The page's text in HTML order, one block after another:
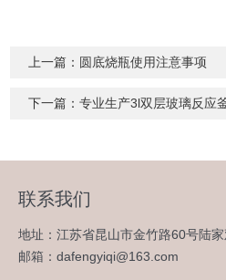
上一篇： 圆底烧瓶使用注意事项
下一篇：专业生产3l双层玻璃反应
联系我们
地址：江苏省昆山市金竹路60号陆
邮箱：dafengyiqi@163.com